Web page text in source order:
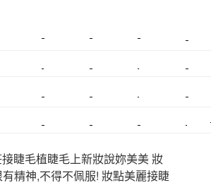
睫毛植睫毛上新妝說妳美美 妝
精神,不得不佩服! 妝點美麗接睫